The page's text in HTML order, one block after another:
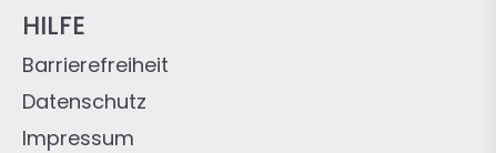
HILFE
Impressum
Datenschutz
Barrierefreiheit